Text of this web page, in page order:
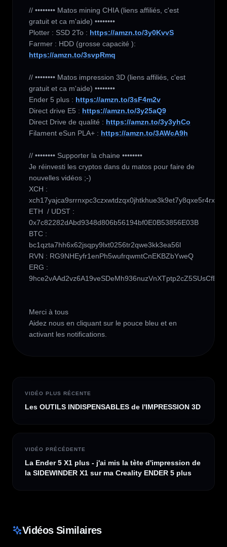
// •••••••• Matos mining CHIA (liens affiliés, c'est
gratuit et ca m'aide) ••••••••
Plotter : SSD 2To : https://amzn.to/3y0KvvS
https://amzn.to/3svpRmq
// •••••••• Matos impression 3D (liens affiliés, c'est
gratuit et ca m'aide) ••••••••
Ender 5 plus : https://amzn.to/3sF4m2v
Direct drive E5 : https://amzn.to/3y25aQ9
Direct Drive de qualité : https://amzn.to/3y3yhCo
Filament eSun PLA+ : https://amzn.to/3AWcA9h
// •••••••• Supporter la chaine ••••••••
Je réinvesti les cryptos dans du matos pour faire de
nouvelles vidéos ;-)
XCH :
ETH  / UDST :
0x7c82282dAbd9348d806b56194bf0E0B53856E03B
BTC :
bc1qzta7hh6x62jsqpy9lxt0256tr2qwe3kk3ea56l
RVN : RG9NHEyfr1enPh5wufrqwmtCnEKBZbYweQ
ERG :
Merci à tous
Aidez nous en cliquant sur le pouce bleu et en
activant les notifications.
VIDÉO PLUS RÉCENTE
Les OUTILS INDISPENSABLES de l'IMPRESSION 3D
VIDÉO PRÉCÉDENTE
La Ender 5 X1 plus - j'ai mis la tète d'impression de
la SIDEWINDER X1 sur ma Creality ENDER 5 plus
Vidéos Similaires